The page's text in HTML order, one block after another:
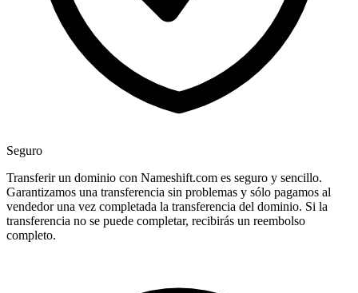
Seguro
Transferir un dominio con Nameshift.com es seguro y sencillo.
Garantizamos una transferencia sin problemas y sólo pagamos al
vendedor una vez completada la transferencia del dominio. Si la
transferencia no se puede completar, recibirás un reembolso
completo.